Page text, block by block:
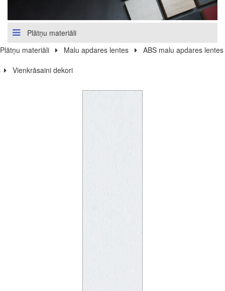
Plātņu materiāli
Plātņu materiāli
Malu apdares lentes
ABS malu apdares lentes
Vienkrāsaini dekori